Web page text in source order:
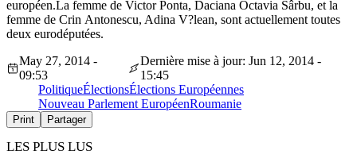
européen.La femme de Victor Ponta, Daciana Octavia Sârbu, et la
femme de Crin Antonescu, Adina V?lean, sont actuellement toutes
deux eurodéputées.
May 27, 2014 -
09:53
Dernière mise à jour: Jun 12, 2014 -
15:45
PolitiqueÉlectionsÉlections Européennes
Nouveau Parlement EuropéenRoumanie
Print Partager
LES PLUS LUS